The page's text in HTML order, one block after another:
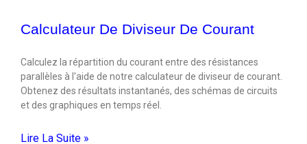
Calculateur De Diviseur De Courant
Calculez la répartition du courant entre des résistances
parallèles à l'aide de notre calculateur de diviseur de courant.
Obtenez des résultats instantanés, des schémas de circuits
et des graphiques en temps réel.
Lire La Suite »